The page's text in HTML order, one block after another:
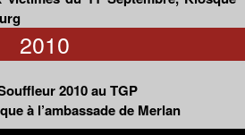
2010
2010 au TGP
à l’ambassade de Merlan